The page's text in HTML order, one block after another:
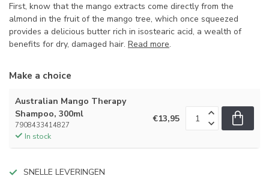
First, know that the mango extracts come directly from the
almond in the fruit of the mango tree, which once squeezed
provides a delicious butter rich in isostearic acid, a wealth of
benefits for dry, damaged hair. Read more.
Make a choice
Australian Mango Therapy
Shampoo, 300ml
7908433414827
In stock
€13,95
SNELLE LEVERINGEN